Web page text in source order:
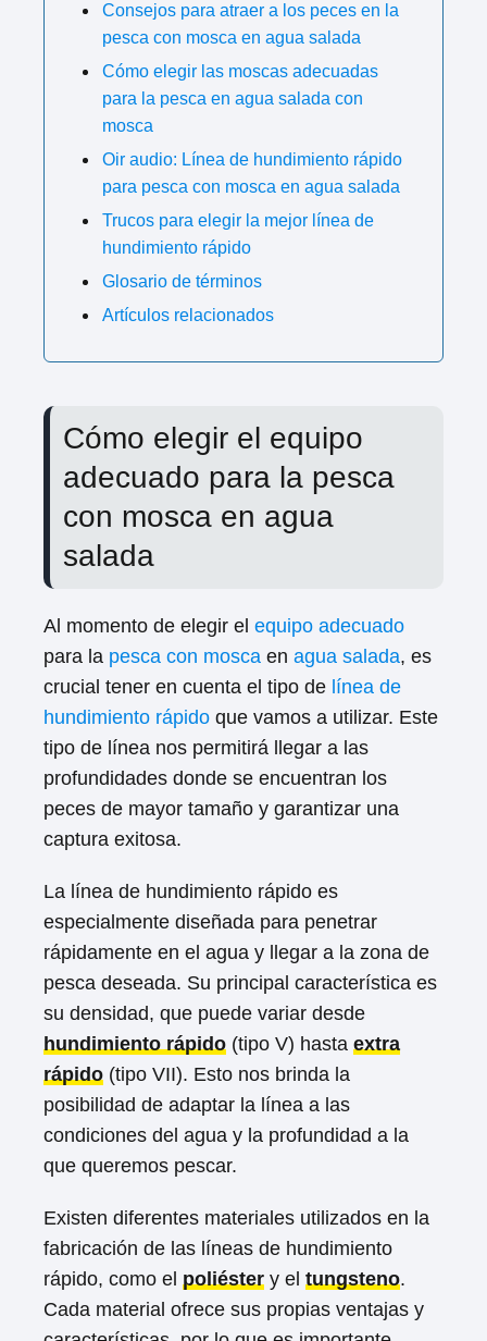
Consejos para atraer a los peces en la
pesca con mosca en agua salada
Cómo elegir las moscas adecuadas
para la pesca en agua salada con
mosca
Oir audio: Línea de hundimiento rápido
para pesca con mosca en agua salada
Trucos para elegir la mejor línea de
hundimiento rápido
Glosario de términos
Artículos relacionados
Cómo elegir el equipo
adecuado para la pesca
con mosca en agua
salada
Al momento de elegir el equipo adecuado
para la pesca con mosca en agua salada, es
crucial tener en cuenta el tipo de línea de
hundimiento rápido que vamos a utilizar. Este
tipo de línea nos permitirá llegar a las
profundidades donde se encuentran los
peces de mayor tamaño y garantizar una
captura exitosa.
La línea de hundimiento rápido es
especialmente diseñada para penetrar
rápidamente en el agua y llegar a la zona de
pesca deseada. Su principal característica es
su densidad, que puede variar desde
hundimiento rápido (tipo V) hasta extra
rápido (tipo VII). Esto nos brinda la
posibilidad de adaptar la línea a las
condiciones del agua y la profundidad a la
que queremos pescar.
Existen diferentes materiales utilizados en la
fabricación de las líneas de hundimiento
rápido, como el poliéster y el tungsteno.
Cada material ofrece sus propias ventajas y